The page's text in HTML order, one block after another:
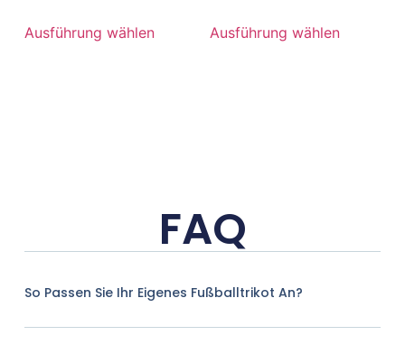
Ausführung wählen Ausführung wählen
FAQ
So Passen Sie Ihr Eigenes Fußballtrikot An?